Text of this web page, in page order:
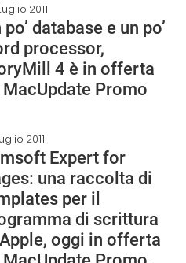
2011
po’ database e un po’
processor,
4 è in offerta
MacUpdate Promo
2011
Expert for
una raccolta di
per il
di scrittura
oggi in offerta